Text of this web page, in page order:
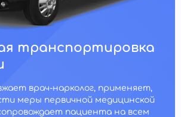
транспортировка
врач-нарколог, применяет,
меры первичной медицинской
пациента на всем